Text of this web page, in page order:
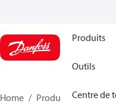
Produits
Outils
Centre de
Home Produits
Climate